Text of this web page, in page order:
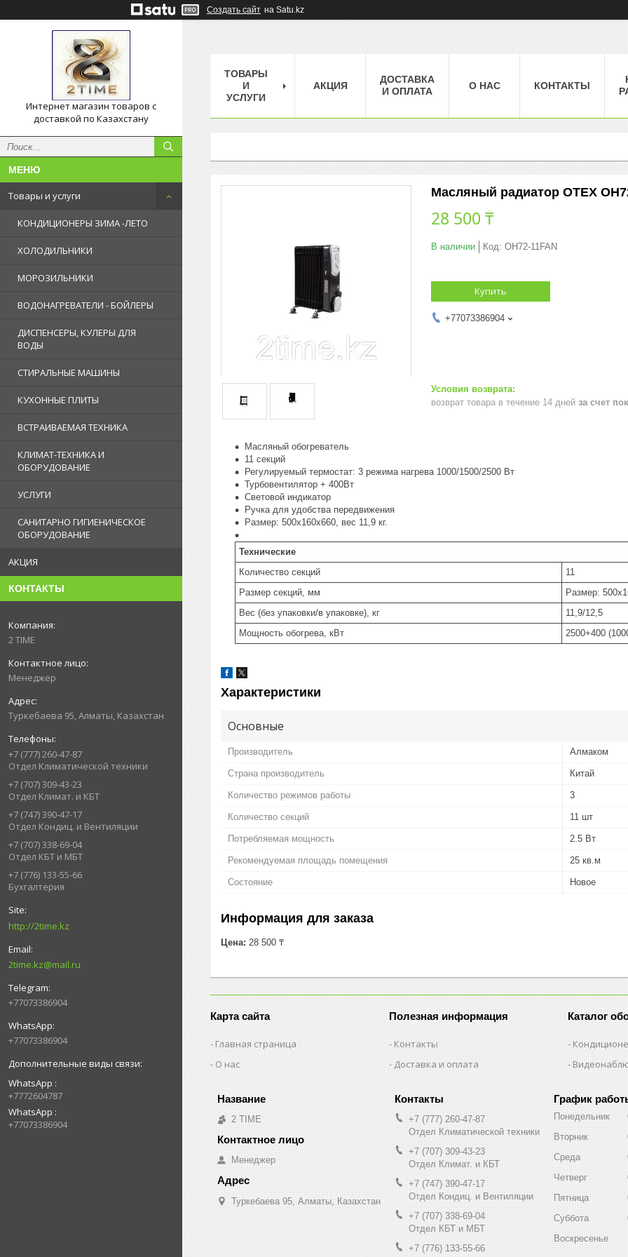
Создать сайт на Satu.kz
Интернет магазин товаров с
доставкой по Казахстану
Товары и услуги
КОНДИЦИОНЕРЫ ЗИМА -ЛЕТО
ХОЛОДИЛЬНИКИ
МОРОЗИЛЬНИКИ
ВОДОНАГРЕВАТЕЛИ - БОЙЛЕРЫ
ДИСПЕНСЕРЫ, КУЛЕРЫ ДЛЯ
ВОДЫ
СТИРАЛЬНЫЕ МАШИНЫ
КУХОННЫЕ ПЛИТЫ
ВСТРАИВАЕМАЯ ТЕХНИКА
КЛИМАТ-ТЕХНИКА И
ОБОРУДОВАНИЕ
УСЛУГИ
САНИТАРНО ГИГИЕНИЧЕСКОЕ
ОБОРУДОВАНИЕ
АКЦИЯ
КОНТАКТЫ
2 TIME
Менеджер
Туркебаева 95, Алматы, Казахстан
+7 (777) 260-47-87
Отдел Климатической техники
+7 (707) 309-43-23
Отдел Климат. и КБТ
+7 (747) 390-47-17
Отдел Кондиц. и Вентиляции
+7 (707) 338-69-04
Отдел КБТ и МБТ
+7 (776) 133-55-66
Бухгалтерия
http://2time.kz
2time.kz@mail.ru
+77073386904
+77073386904
WhatsApp
+7772604787
WhatsApp
+77073386904
ТОВАРЫ
И
УСЛУГИ
АКЦИЯ
ДОСТАВКА
И ОПЛАТА
О НАС КОНТАКТЫ
Масляный радиатор OTEX
28 500 ₸
В наличии Код: OH72-11FAN
Купить
+77073386904
возврат товара в течение 14 дней за счет
Масляный обогреватель
11 секций
Регулируемый термостат: 3 режима нагрева 1000/1500/2500 Вт
Турбовентилятор + 400Вт
Световой индикатор
Ручка для удобства передвижения
Размер: 500x160x660, вес 11,9 кг.
Технические
Количество секций
11
Размер секций, мм
Размер:
Вес (без упаковки/в упаковке), кг
11,9/12,5
Мощность обогрева, кВт
2500+400
Характеристики
Основные
Производитель Алмаком
Страна производитель Китай
Количество режимов работы 3
Количество секций 11 шт
Потребляемая мощность 2.5 Вт
Рекомендуемая площадь помещения 25 кв.м
Состояние Новое
Информация для заказа
Цена: 28 500 ₸
Карта сайта
Главная страница
О нас
Полезная информация
Контакты
Доставка и оплата
Каталог
2 TIME
Менеджер
Туркебаева 95, Алматы, Казахстан
+7 (777) 260-47-87
Отдел Климатической техники
+7 (707) 309-43-23
Отдел Климат. и КБТ
+7 (747) 390-47-17
Отдел Кондиц. и Вентиляции
+7 (707) 338-69-04
Отдел КБТ и МБТ
+7 (776) 133-55-66
График
Понедельник
Вторник
Среда
Четверг
Пятница
Суббота
Воскресенье